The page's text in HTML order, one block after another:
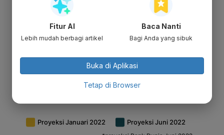
Fitur AI
Lebih mudah berbagi artikel
Baca Nanti
Bagi Anda yang sibuk
Buka di Aplikasi
Tetap di Browser